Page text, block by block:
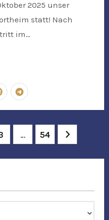
2025 unser
statt! Nach
im…
… 54